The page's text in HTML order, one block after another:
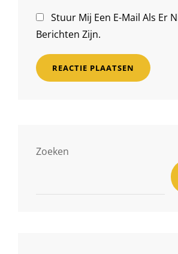
Stuur Mij Een E-Mail Als Er
Berichten Zijn.
Zoeken